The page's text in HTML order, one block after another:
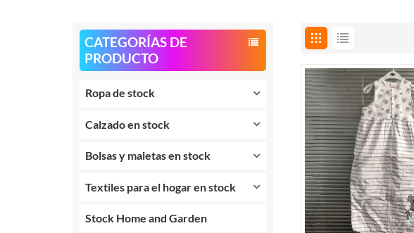
CATEGORÍAS DE
PRODUCTO
Ropa de stock
Calzado en stock
Bolsas y maletas en stock
Textiles para el hogar en stock
Stock Home and Garden